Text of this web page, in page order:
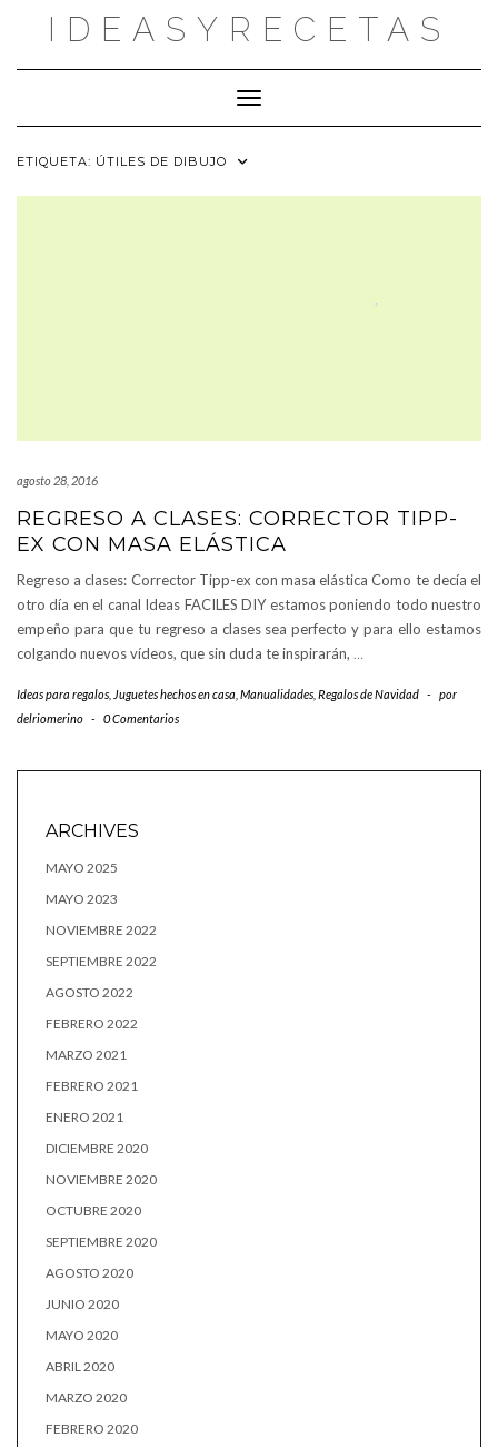
IDEASYRECETAS
Cambiar modo de navegación
ETIQUETA: ÚTILES DE DIBUJO
agosto 28, 2016
REGRESO A CLASES: CORRECTOR TIPP-
EX CON MASA ELÁSTICA
Regreso a clases: Corrector Tipp-ex con masa elástica Como te decía el
otro día en el canal Ideas FACILES DIY estamos poniendo todo nuestro
empeño para que tu regreso a clases sea perfecto y para ello estamos
colgando nuevos vídeos, que sin duda te inspirarán, …
Ideas para regalos Juguetes hechos en casa Manualidades Regalos de Navidad -
por
delriomerino - 0 Comentarios
ARCHIVES
MAYO 2025
MAYO 2023
NOVIEMBRE 2022
SEPTIEMBRE 2022
AGOSTO 2022
FEBRERO 2022
MARZO 2021
FEBRERO 2021
ENERO 2021
DICIEMBRE 2020
NOVIEMBRE 2020
OCTUBRE 2020
SEPTIEMBRE 2020
AGOSTO 2020
JUNIO 2020
MAYO 2020
ABRIL 2020
MARZO 2020
FEBRERO 2020